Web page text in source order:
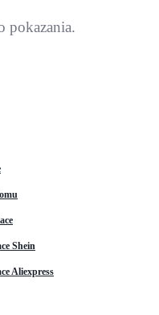
pokazania.
Shein
Aliexpress